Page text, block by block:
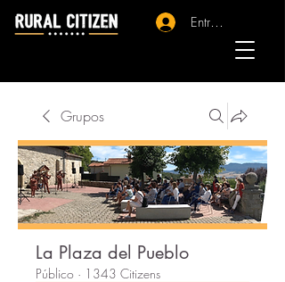
Entrar - Registro
Grupos
La Plaza del Pueblo
Público · 1343 Citizens